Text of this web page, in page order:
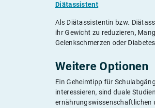
Diätassistent
Als Diätassistentin bzw.
ihr Gewicht zu reduzieren,
Gelenkschmerzen oder
Weitere Optionen
Ein Geheimtipp für
interessieren, sind duale
ernährungswissenschaftlichen